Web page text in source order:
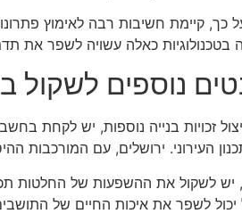
כך, קיימת חשיבות רבה לאימוץ
בטכנולוגיות כאלה עשויה לשפר את
נוספים לשקול
זכויות בנייה נוספות, יש לקחת
העירוני. ירושלים, עם המורכבות
יש לשקול את ההשפעות של החלטות
יכול לשפר את איכות החיים של